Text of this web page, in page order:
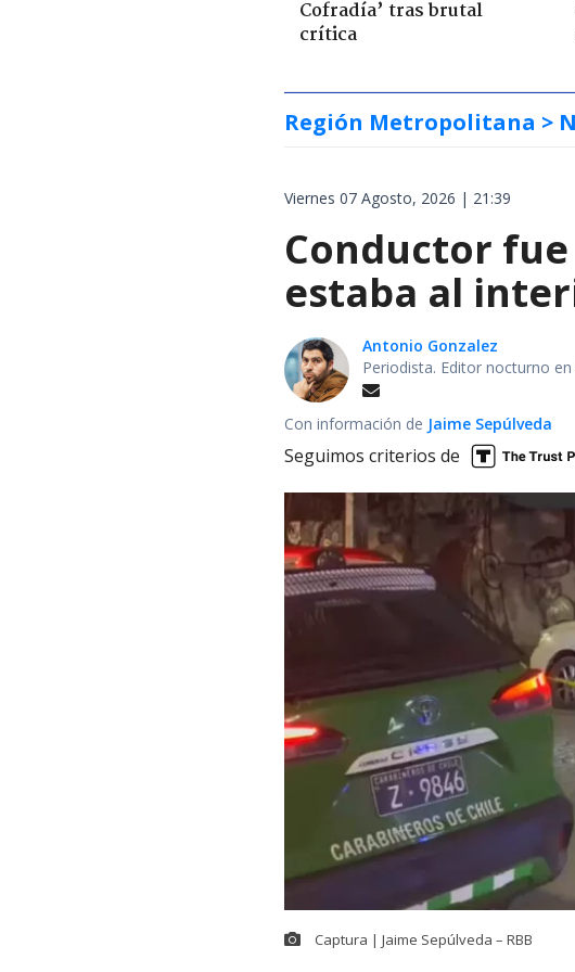
Cofradía’ tras brutal
crítica
Región Metropolitana >
Viernes 07 Agosto, 2026 | 21:39
Conductor
estaba al
Antonio Gonzalez
Periodista. Editor nocturno
Con información de Jaime Sepúlveda
Seguimos criterios de
Captura | Jaime Sepúlveda – RBB